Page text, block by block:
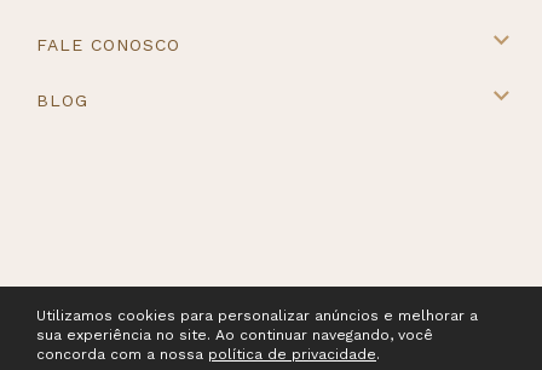
FALE CONOSCO
BLOG
Utilizamos cookies para personalizar anúncios e melhorar a
sua experiência no site. Ao continuar navegando, você
concorda com a nossa política de privacidade.